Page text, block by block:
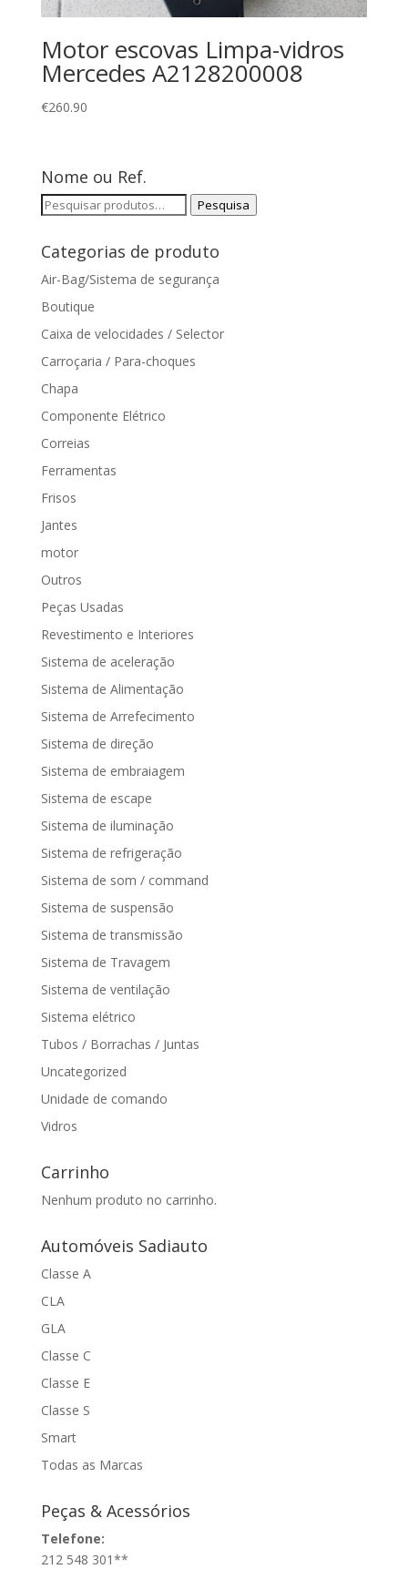
Motor escovas Limpa-vidros
Mercedes A2128200008
€260.90
Nome ou Ref.
Pesquisar
Pesquisa
Categorias de produto
Air-Bag/Sistema de segurança
Boutique
Caixa de velocidades / Selector
Carroçaria / Para-choques
Chapa
Componente Elétrico
Correias
Ferramentas
Frisos
Jantes
motor
Outros
Peças Usadas
Revestimento e Interiores
Sistema de aceleração
Sistema de Alimentação
Sistema de Arrefecimento
Sistema de direção
Sistema de embraiagem
Sistema de escape
Sistema de iluminação
Sistema de refrigeração
Sistema de som / command
Sistema de suspensão
Sistema de transmissão
Sistema de Travagem
Sistema de ventilação
Sistema elétrico
Tubos / Borrachas / Juntas
Uncategorized
Unidade de comando
Vidros
Carrinho
Nenhum produto no carrinho.
Automóveis Sadiauto
Classe A
CLA
GLA
Classe C
Classe E
Classe S
Smart
Todas as Marcas
Peças & Acessórios
Telefone:
212 548 301**